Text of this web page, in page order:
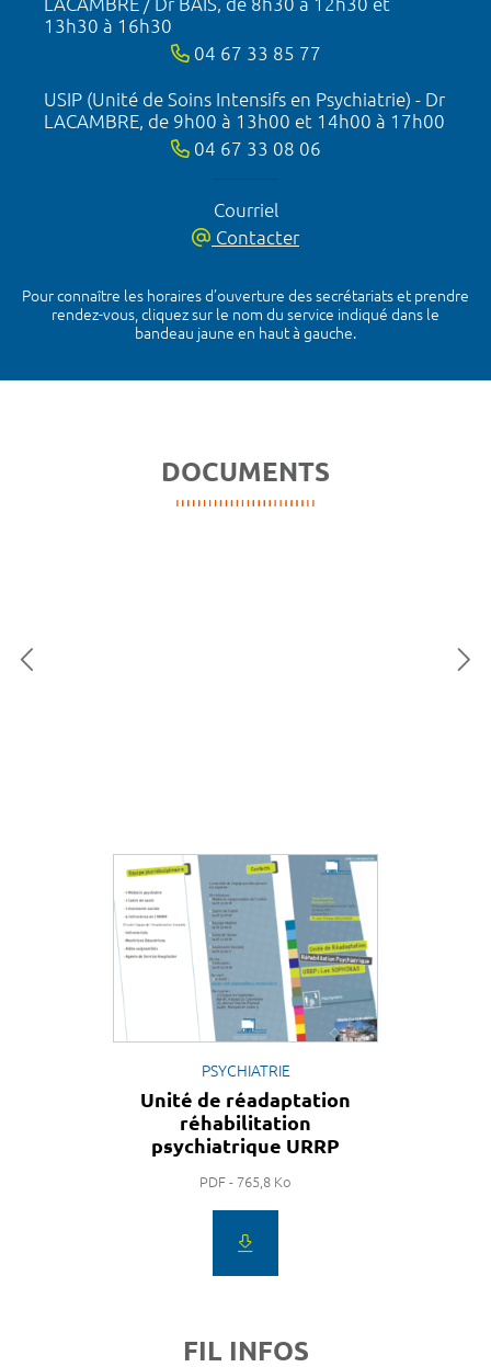
13h30 à 16h30
04 67 33 85 77
USIP (Unité de Soins Intensifs en Psychiatrie) - Dr
LACAMBRE, de 9h00 à 13h00 et 14h00 à 17h00
04 67 33 08 06
Courriel
Contacter
Pour connaître les horaires d’ouverture des secrétariats et prendre
rendez-vous, cliquez sur le nom du service indiqué dans le
bandeau jaune en haut à gauche.
DOCUMENTS
PSYCHIATRIE
Unité de réadaptation
réhabilitation
psychiatrique URRP
PDF - 765,8 Ko
FIL INFOS